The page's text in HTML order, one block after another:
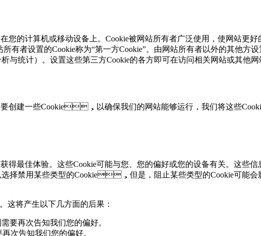
在您的计算机或移动设备上。Cookie被网站所有者广泛使用，使网站更
站所有者设置的Cookie称为“第一方Cookie”。由网站所有者以外的其他方
与统计）。设置这些第三方Cookie的各方即可在访问相关网站或其他网
创建一些Cookie，以确保我们的网站能够运行，我们将这些
得最佳体验。这些Cookie可能与您、您的偏好或您的设备有关。这些
选择禁用某些类型的Cookie，但是，阻止某些类型的Cookie可能
将产生以下几方面的后果：
要再次告知我们您的偏好。
再次告知我们您的偏好。